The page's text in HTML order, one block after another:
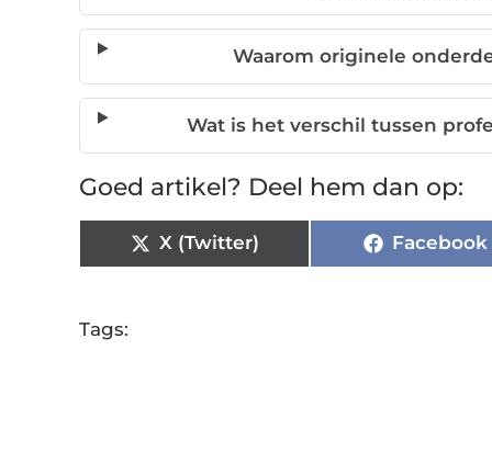
Waarom originele
Wat is het verschil tussen
Goed artikel? Deel hem dan op:
X (Twitter) Facebook
Tags: